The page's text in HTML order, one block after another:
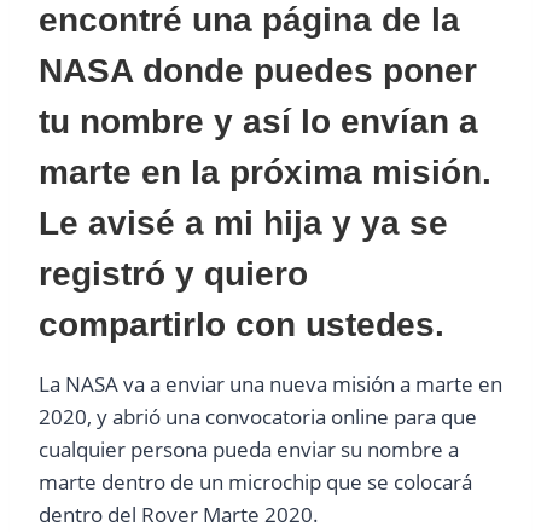
encontré una página de la
NASA donde puedes poner
tu nombre y así lo envían a
marte en la próxima misión.
Le avisé a mi hija y ya se
registró y quiero
compartirlo con ustedes.
La NASA va a enviar una nueva misión a marte en
2020, y abrió una convocatoria online para que
cualquier persona pueda enviar su nombre a
marte dentro de un microchip que se colocará
dentro del Rover Marte 2020.